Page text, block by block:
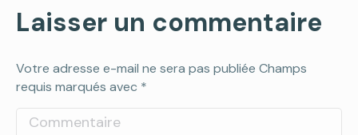
Laisser un commentaire
Votre adresse e-mail ne sera pas publiée Champs
requis marqués avec *
Commentaire